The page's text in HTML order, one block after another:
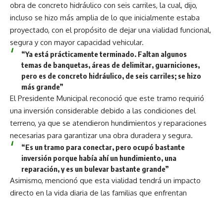
obra de concreto hidráulico con seis carriles, la cual, dijo,
incluso se hizo más amplia de lo que inicialmente estaba
proyectado, con el propósito de dejar una vialidad funcional,
segura y con mayor capacidad vehicular.
“Ya está prácticamente terminado. Faltan algunos
temas de banquetas, áreas de delimitar, guarniciones,
pero es de concreto hidráulico, de seis carriles; se hizo
más grande”
El Presidente Municipal reconoció que este tramo requirió
una inversión considerable debido a las condiciones del
terreno, ya que se atendieron hundimientos y reparaciones
necesarias para garantizar una obra duradera y segura.
“Es un tramo para conectar, pero ocupó bastante
inversión porque había ahí un hundimiento, una
reparación, y es un bulevar bastante grande”
Asimismo, mencionó que esta vialidad tendrá un impacto
directo en la vida diaria de las familias que enfrentan